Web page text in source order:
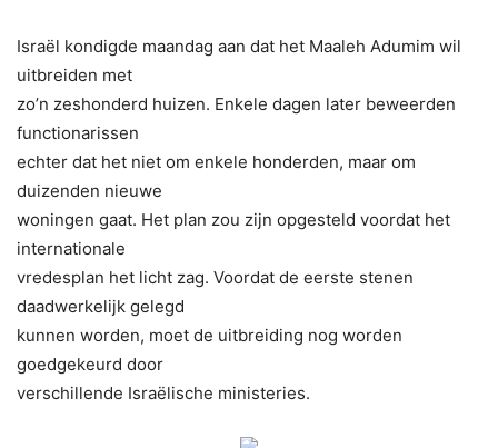
Israël kondigde maandag aan dat het Maaleh Adumim wil
uitbreiden met
zo’n zeshonderd huizen. Enkele dagen later beweerden
functionarissen
echter dat het niet om enkele honderden, maar om
duizenden nieuwe
woningen gaat. Het plan zou zijn opgesteld voordat het
internationale
vredesplan het licht zag. Voordat de eerste stenen
daadwerkelijk gelegd
kunnen worden, moet de uitbreiding nog worden
goedgekeurd door
verschillende Israëlische ministeries.